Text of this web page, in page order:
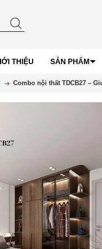
THIỆU SẢN PHẨM
Combo nội thất TDCB27 –